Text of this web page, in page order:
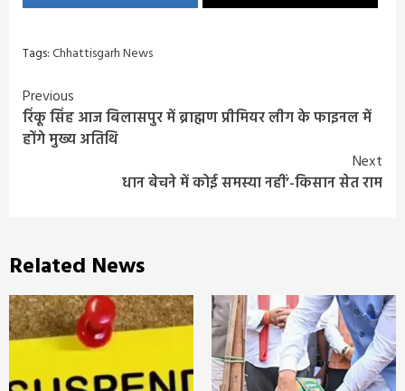
Tags:Chhattisgarh News
Continue
Reading
Previous
रिंकू सिंह आज बिलासपुर में ब्राह्मण प्रीमियर लीग के फाइनल में
होंगे मुख्य अतिथि
Next
धान बेचने में कोई समस्या नहीं’-किसान सेत राम
Related News